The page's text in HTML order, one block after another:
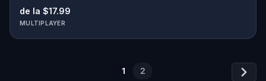
de la $17.99
MULTIPLAYER
1 2